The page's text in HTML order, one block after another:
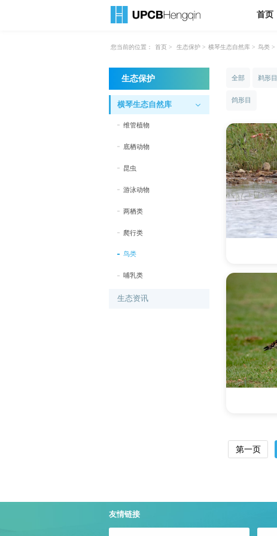
首页
您当前的位置： 首页 > 生态保护 > 横琴生态自然库 > 鸟类 >
生态保护
横琴生态自然库
维管植物
底栖动物
昆虫
游泳动物
两栖类
爬行类
鸟类
哺乳类
生态资讯
全部 鹈形目
鸽形目
第一页
友情链接